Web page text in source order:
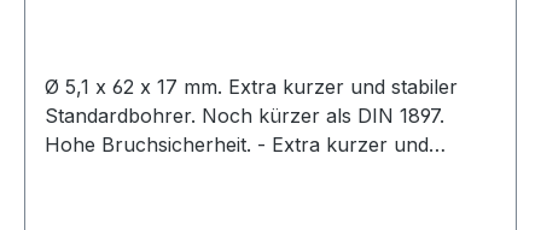
Ø 5,1 x 62 x 17 mm. Extra kurzer und stabiler
Standardbohrer. Noch kürzer als DIN 1897.
Hohe Bruchsicherheit. - Extra kurzer und